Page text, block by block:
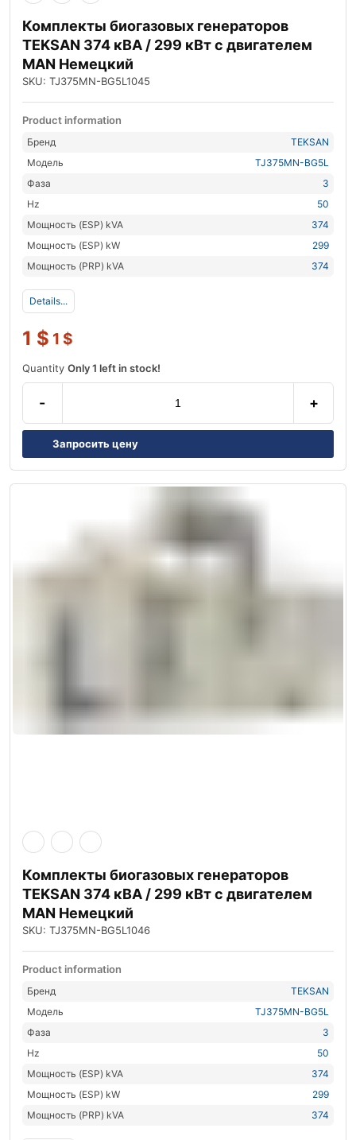
Комплекты биогазовых генераторов
TEKSAN 374 кВА / 299 кВт с двигателем
MAN Немецкий
SKU: TJ375MN-BG5L1045
Product information
Бренд
TEKSAN
Модель
TJ375MN-BG5L
Фаза
3
Hz
50
Мощность (ESP) kVA
374
Мощность (ESP) kW
299
Мощность (PRP) kVA
374
Details...
1 $ 1 $
Quantity Only 1 left in stock!
- +
Запросить цену
Комплекты биогазовых генераторов
TEKSAN 374 кВА / 299 кВт с двигателем
MAN Немецкий
SKU: TJ375MN-BG5L1046
Product information
Бренд
TEKSAN
Модель
TJ375MN-BG5L
Фаза
3
Hz
50
Мощность (ESP) kVA
374
Мощность (ESP) kW
299
Мощность (PRP) kVA
374